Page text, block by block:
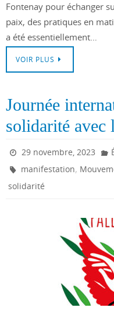
Fontenay pour échanger
paix, des pratiques en
a été essentiellement…
VOIR PLUS
Journée
solidarité avec
29 novembre, 2023
manifestation,
solidarité